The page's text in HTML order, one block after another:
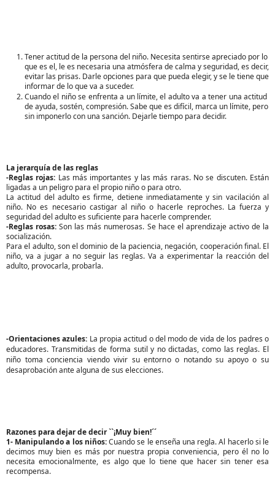
Tener actitud de la persona del niño. Necesita sentirse apreciado por lo
que es el, le es necesaria una atmósfera de calma y seguridad, es decir,
evitar las prisas. Darle opciones para que pueda elegir, y se le tiene que
informar de lo que va a suceder.
Cuando el niño se enfrenta a un límite, el adulto va a tener una actitud
de ayuda, sostén, compresión. Sabe que es difícil, marca un límite, pero
sin imponerlo con una sanción. Dejarle tiempo para decidir.
La jerarquía de las reglas
-Reglas rojas: Las más importantes y las más raras. No se discuten. Están
ligadas a un peligro para el propio niño o para otro.
La actitud del adulto es firme, detiene inmediatamente y sin vacilación al
niño. No es necesario castigar al niño o hacerle reproches. La fuerza y
seguridad del adulto es suficiente para hacerle comprender.
-Reglas rosas: Son las más numerosas. Se hace el aprendizaje activo de la
socialización.
Para el adulto, son el dominio de la paciencia, negación, cooperación final. El
niño, va a jugar a no seguir las reglas. Va a experimentar la reacción del
adulto, provocarla, probarla.
-Orientaciones azules: La propia actitud o del modo de vida de los padres o
educadores. Transmitidas de forma sutil y no dictadas, como las reglas. El
niño toma conciencia viendo vivir su entorno o notando su apoyo o su
desaprobación ante alguna de sus elecciones.
Razones para dejar de decir ``¡Muy bien!´´
1- Manipulando a los niños: Cuando se le enseña una regla. Al hacerlo si le
decimos muy bien es más por nuestra propia conveniencia, pero él no lo
necesita emocionalmente, es algo que lo tiene que hacer sin tener esa
recompensa.